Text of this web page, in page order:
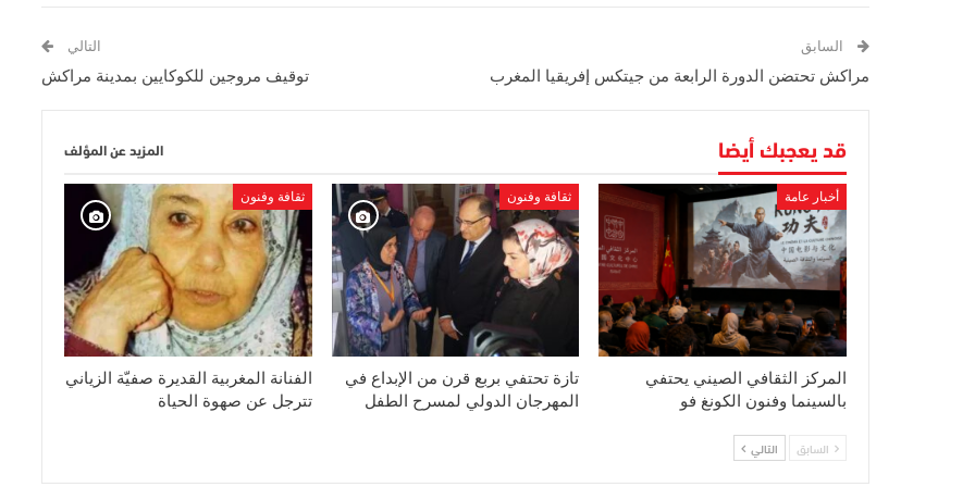
السابق
مراكش تحتضن الدورة الرابعة من جيتكس إفريقيا المغرب
التالي
توقيف مروجين للكوكايين بمدينة مراكش
قد يعجبك أيضا المزيد عن المؤلف
أخبار عامة
المركز الثقافي الصيني يحتفي
بالسينما وفنون الكونغ فو
ثقافة وفنون
تازة تحتفي بربع قرن من الإبداع في
المهرجان الدولي لمسرح الطفل
ثقافة وفنون
الفنانة المغربية القديرة صفيّة الزياني
تترجل عن صهوة الحياة
السابق التالي